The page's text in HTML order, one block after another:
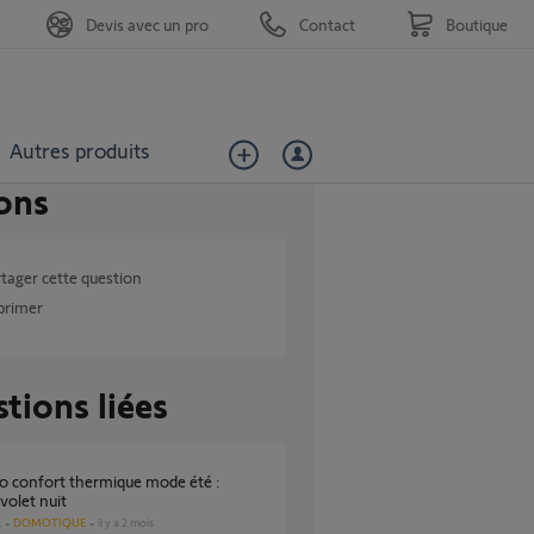
Autres produits
Devis avec un pro Contact Boutique
cette question
liées
nuit
DOMOTIQUE il y a 2 mois